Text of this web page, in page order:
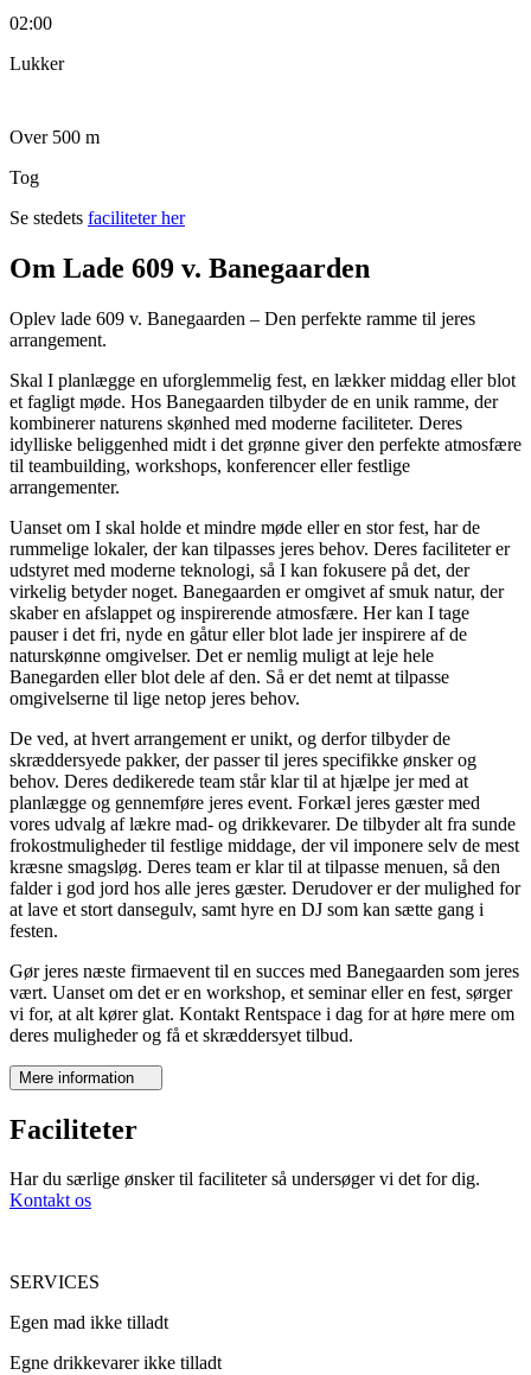
02:00
Lukker
Over 500 m
Tog
Se stedets faciliteter her
Om Lade 609 v. Banegaarden
Oplev lade 609 v. Banegaarden – Den perfekte ramme til jeres
arrangement.
Skal I planlægge en uforglemmelig fest, en lækker middag eller blot
et fagligt møde. Hos Banegaarden tilbyder de en unik ramme, der
kombinerer naturens skønhed med moderne faciliteter. Deres
idylliske beliggenhed midt i det grønne giver den perfekte atmosfære
til teambuilding, workshops, konferencer eller festlige
arrangementer.
Uanset om I skal holde et mindre møde eller en stor fest, har de
rummelige lokaler, der kan tilpasses jeres behov. Deres faciliteter er
udstyret med moderne teknologi, så I kan fokusere på det, der
virkelig betyder noget. Banegaarden er omgivet af smuk natur, der
skaber en afslappet og inspirerende atmosfære. Her kan I tage
pauser i det fri, nyde en gåtur eller blot lade jer inspirere af de
naturskønne omgivelser. Det er nemlig muligt at leje hele
Banegarden eller blot dele af den. Så er det nemt at tilpasse
omgivelserne til lige netop jeres behov.
De ved, at hvert arrangement er unikt, og derfor tilbyder de
skræddersyede pakker, der passer til jeres specifikke ønsker og
behov. Deres dedikerede team står klar til at hjælpe jer med at
planlægge og gennemføre jeres event. Forkæl jeres gæster med
vores udvalg af lækre mad- og drikkevarer. De tilbyder alt fra sunde
frokostmuligheder til festlige middage, der vil imponere selv de mest
kræsne smagsløg. Deres team er klar til at tilpasse menuen, så den
falder i god jord hos alle jeres gæster. Derudover er der mulighed for
at lave et stort dansegulv, samt hyre en DJ som kan sætte gang i
festen.
Gør jeres næste firmaevent til en succes med Banegaarden som jeres
vært. Uanset om det er en workshop, et seminar eller en fest, sørger
vi for, at alt kører glat. Kontakt Rentspace i dag for at høre mere om
deres muligheder og få et skræddersyet tilbud.
Mere information
Faciliteter
Har du særlige ønsker til faciliteter så undersøger vi det for dig.
Kontakt os
SERVICES
Egen mad ikke tilladt
Egne drikkevarer ikke tilladt